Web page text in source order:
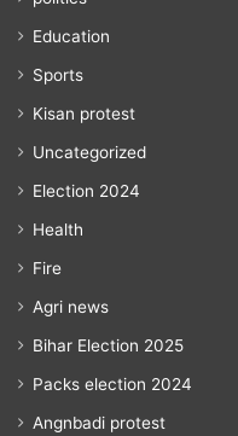
Education
Sports
Kisan protest
Uncategorized
Election 2024
Health
Fire
Agri news
Bihar Election 2025
Packs election 2024
Angnbadi protest